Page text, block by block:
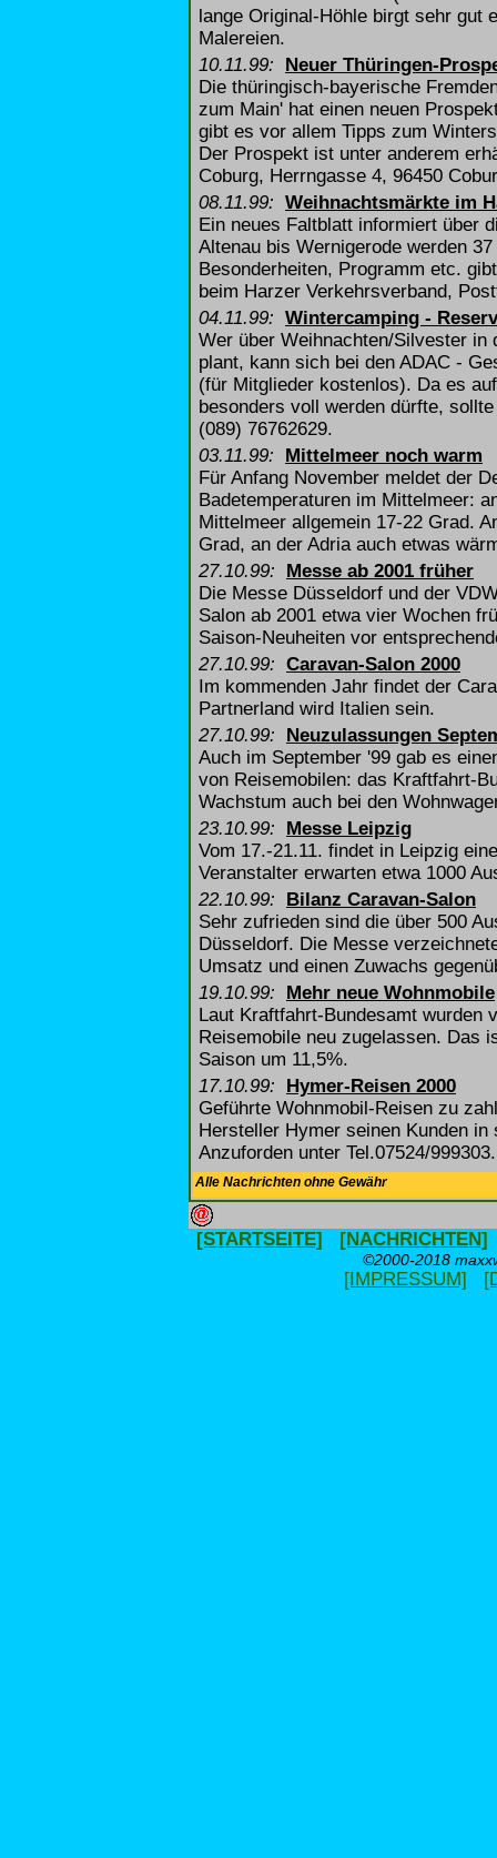
lange Original-Höhle birgt sehr gut
Malereien.
10.11.99:
Neuer Thüringen-
Die thüringisch-bayerische
zum Main' hat einen neuen
gibt es vor allem Tipps zum
Der Prospekt ist unter anderem
Coburg, Herrngasse 4, 96450
08.11.99: Weihnachtsmärkte im
Ein neues Faltblatt informiert über
Altenau bis Wernigerode werden
Besonderheiten, Programm etc.
beim Harzer Verkehrsverband,
04.11.99: Wintercamping -
Wer über Weihnachten/Silvester in
plant, kann sich bei den ADAC -
(für Mitglieder kostenlos). Da es
besonders voll werden dürfte,
(089) 76762629.
03.11.99:
Mittelmeer noch warm
Für Anfang November meldet der
Badetemperaturen im Mittelmeer:
Mittelmeer allgemein 17-22 Grad.
Grad, an der Adria auch etwas
27.10.99:
Messe ab 2001 früher
Die Messe Düsseldorf und der
Salon ab 2001 etwa vier Wochen
Saison-Neuheiten vor
27.10.99: Caravan-Salon 2000
Im kommenden Jahr findet der
Partnerland wird Italien sein.
27.10.99:
Neuzulassungen
Auch im September '99 gab es
von Reisemobilen: das Kraftfahrt-
Wachstum auch bei den
23.10.99:
Messe Leipzig
Vom 17.-21.11. findet in Leipzig
Veranstalter erwarten etwa 1000
22.10.99:
Bilanz Caravan-Salon
Sehr zufrieden sind die über 500
Düsseldorf. Die Messe
Umsatz und einen Zuwachs
19.10.99:
Mehr neue Wohnmobile
Laut Kraftfahrt-Bundesamt wurden
Reisemobile neu zugelassen. Das
Saison um 11,5%.
17.10.99:
Hymer-Reisen 2000
Geführte Wohnmobil-Reisen zu
Hersteller Hymer seinen Kunden
Anzuforden unter Tel.07524/999303.
Alle Nachrichten ohne Gewähr
[STARTSEITE] [NACHRICHTEN]
©2000-2018
[IMPRESSUM]